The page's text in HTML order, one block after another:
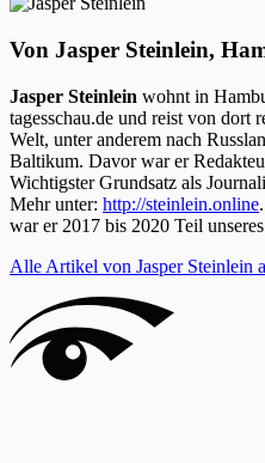
Von Jasper Steinlein,
Jasper Steinlein wohnt in
tagesschau.de und reist von dort
Welt, unter anderem nach
Baltikum. Davor war er
Wichtigster Grundsatz als
Mehr unter: http://steinlein.online
war er 2017 bis 2020 Teil
Alle Artikel von Jasper Steinlein